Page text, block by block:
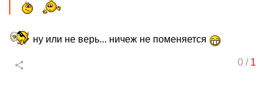
ну или не верь... ничеж не поменяется
0/ 1